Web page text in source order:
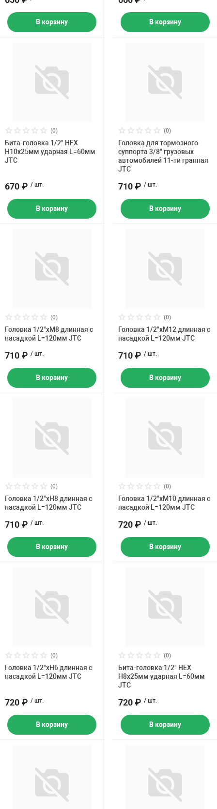
В корзину В корзину
(0)
Бита-головка 1/2" HEX
H10х25мм ударная L=60мм
JTC
670 ₽ / шт.
В корзину
(0)
Головка для тормозного
суппорта 3/8" грузовых
автомобилей 11-ти гранная
JTC
710 ₽ / шт.
В корзину
(0)
Головка 1/2"хM8 длинная с
насадкой L=120мм JTC
710 ₽ / шт.
В корзину
(0)
Головка 1/2"хM12 длинная с
насадкой L=120мм JTC
710 ₽ / шт.
В корзину
(0)
Головка 1/2"хH8 длинная с
насадкой L=120мм JTC
710 ₽ / шт.
В корзину
(0)
Головка 1/2"хM10 длинная с
насадкой L=120мм JTC
720 ₽ / шт.
В корзину
(0)
Головка 1/2"хH6 длинная с
насадкой L=120мм JTC
720 ₽ / шт.
В корзину
(0)
Бита-головка 1/2" HEX
H8х25мм ударная L=60мм
JTC
720 ₽ / шт.
В корзину